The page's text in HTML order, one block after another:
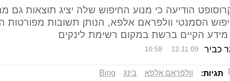
הודיעה כי מנוע החיפוש שלה יציג תוצאות גם
הסמנטי וולפראם אלפא, הנותן תשובות מפורטות
הקיים ברשת במקום רשימת לינקים
כביר 10:58 12.11.09
תגיות: וולפראם אלפא בינג Bing